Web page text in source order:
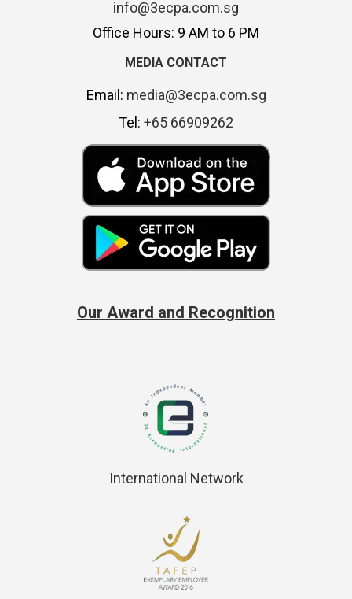
info@3ecpa.com.sg
Office Hours: 9 AM to 6 PM
MEDIA CONTACT
Email: media@3ecpa.com.sg
Tel: +65 66909262
Our Award and Recognition
International Network